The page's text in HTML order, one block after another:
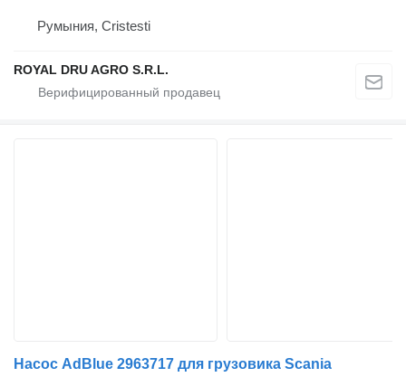
Румыния, Cristesti
ROYAL DRU AGRO S.R.L.
Насос AdBlue 2963717 для грузовика Scania